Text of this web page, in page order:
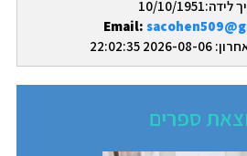
10/1951
Email:
06 22:02:35
ספרים